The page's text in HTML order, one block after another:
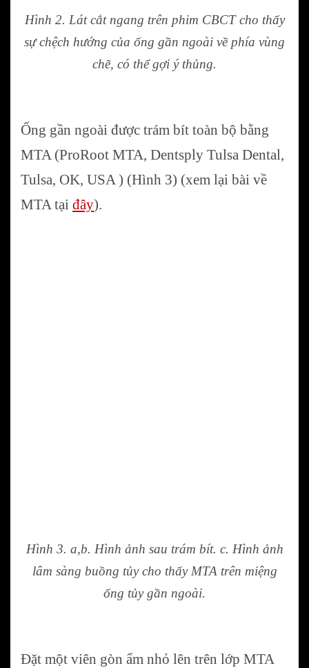
Hình 2. Lát cắt ngang trên phim CBCT cho thấy
sự chệch hướng của ống gần ngoài về phía vùng
chẽ, có thể gợi ý thủng.
Ống gần ngoài được trám bít toàn bộ bằng
MTA (ProRoot MTA, Dentsply Tulsa Dental,
Tulsa, OK, USA ) (Hình 3) (xem lại bài về
MTA tại đây).
Hình 3. a,b. Hình ảnh sau trám bít. c. Hình ảnh
lâm sàng buồng tủy cho thấy MTA trên miệng
ống tủy gần ngoài.
Đặt một viên gòn ẩm nhỏ lên trên lớp MTA